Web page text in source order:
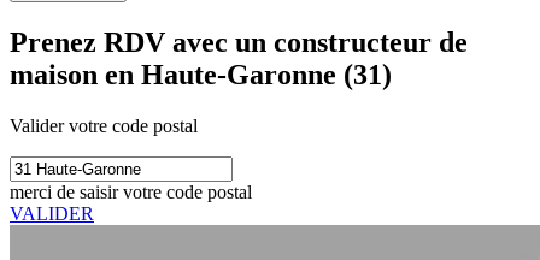
Prenez RDV avec un constructeur de
maison en Haute-Garonne (31)
Valider votre code postal
merci de saisir votre code postal
VALIDER